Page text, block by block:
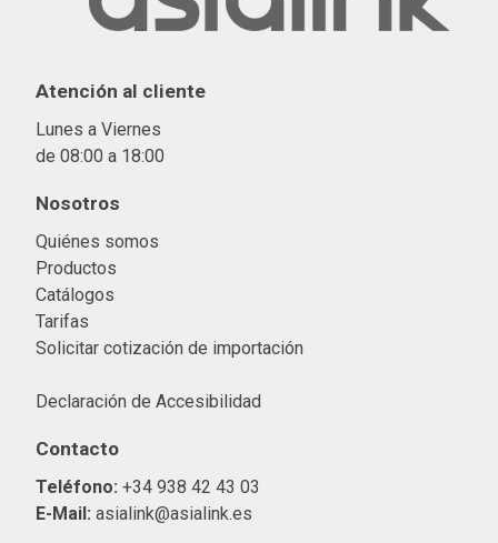
Atención al cliente
Lunes a Viernes
de 08:00 a 18:00
Nosotros
Quiénes somos
Productos
Catálogos
Tarifas
Solicitar cotización de importación
Declaración de Accesibilidad
Contacto
Teléfono: +34 938 42 43 03
E-Mail: asialink@asialink.es